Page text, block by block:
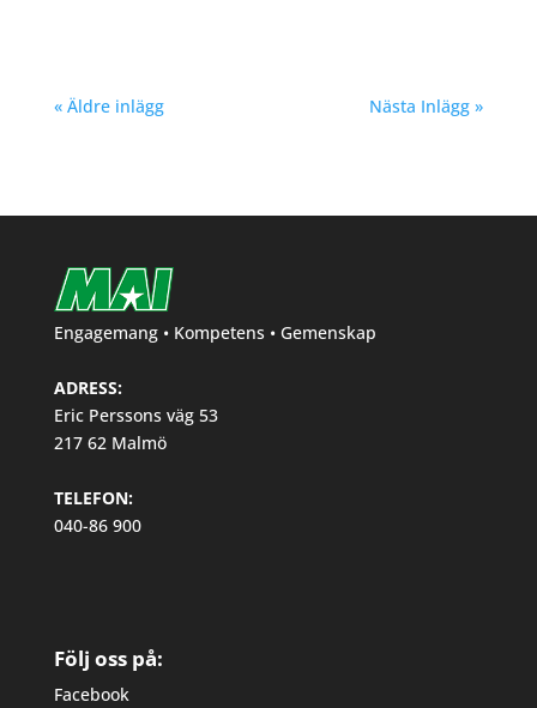
« Äldre inlägg Nästa Inlägg »
Engagemang • Kompetens • Gemenskap
ADRESS:
Eric Perssons väg 53
217 62 Malmö
TELEFON:
040-86 900
Följ oss på:
Facebook